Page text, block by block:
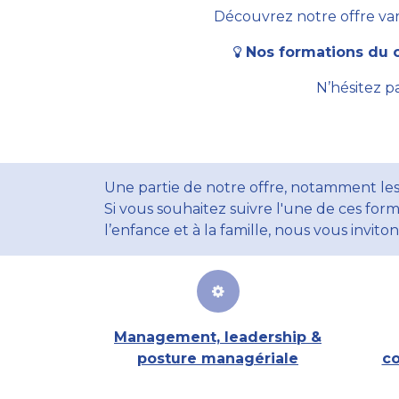
Découvrez notre offre
Nos formations du
N’hésitez
Une partie de notre offre, notamment
Si vous souhaitez suivre l'une de ces
l’enfance et à la famille, nous vous
Management, leadership &
posture managériale